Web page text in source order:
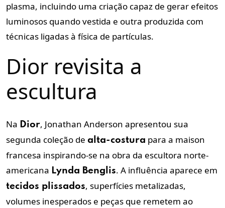
plasma, incluindo uma criação capaz de gerar efeitos
luminosos quando vestida e outra produzida com
técnicas ligadas à física de partículas.
Dior revisita a
escultura
Na Dior, Jonathan Anderson apresentou sua
segunda coleção de alta-costura para a maison
francesa inspirando-se na obra da escultora norte-
americana Lynda Benglis. A influência aparece em
tecidos plissados, superfícies metalizadas,
volumes inesperados e peças que remetem ao